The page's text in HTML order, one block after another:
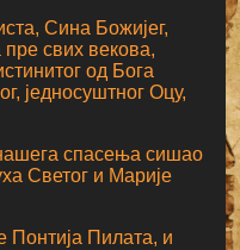
Сина Божијег,
свих векова,
од Бога
једносуштног Оцу,
спасења сишао
Светог и Марије
Понтија Пилата, и